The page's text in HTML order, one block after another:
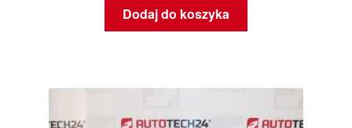
Dodaj do koszyka